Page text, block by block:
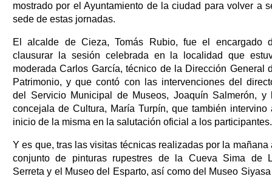
mostrado por el Ayuntamiento de la ciudad para volver a
sede de estas jornadas.
El alcalde de Cieza, Tomás Rubio, fue el encargado
clausurar la sesión celebrada en la localidad que
moderada Carlos García, técnico de la Dirección General
Patrimonio, y que contó con las intervenciones del
del Servicio Municipal de Museos, Joaquín Salmerón, y
concejala de Cultura, María Turpín, que también intervino
inicio de la misma en la salutación oficial a los
Y es que, tras las visitas técnicas realizadas por la mañana
conjunto de pinturas rupestres de la Cueva Sima de
Serreta y el Museo del Esparto, así como del Museo